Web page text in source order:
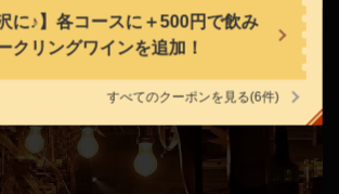
に♪】各コースに＋500円で飲み
クリングワインを追加！
すべてのクーポンを見る(6件)
閉じる